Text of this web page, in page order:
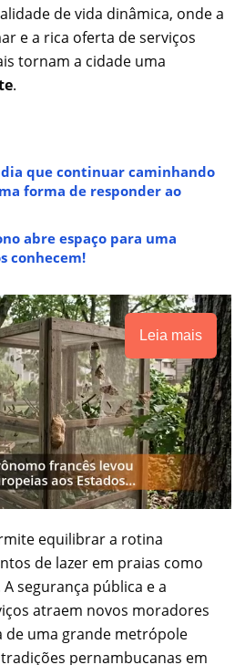
de vida dinâmica, onde a
e a rica oferta de serviços
tornam a cidade uma
.
que continuar caminhando
forma de responder ao
abre espaço para uma
conhecem!
Leia mais
equilibrar a rotina
de lazer em praias como
A segurança pública e a
atraem novos moradores
de uma grande metrópole
pernambucanas em